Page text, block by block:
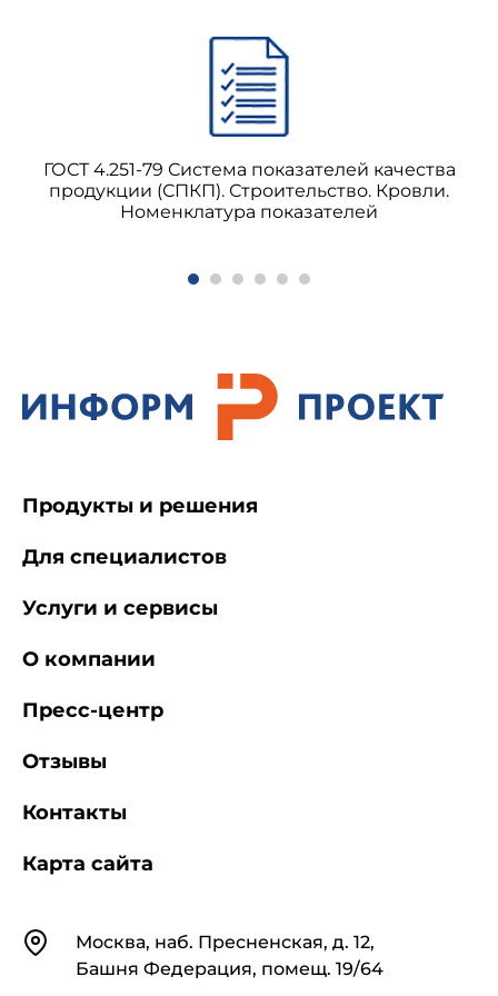
ГОСТ 4.251-79 Система показателей качества
продукции (СПКП). Строительство. Кровли.
Номенклатура показателей
КонтактыМосква, наб. Пресненская, д. 12,
Башня Федерация, помещ. 19/64
Продукты и решения
Для специалистов
Услуги и сервисы
О компании
Пресс-центр
Отзывы
Контакты
Карта сайта